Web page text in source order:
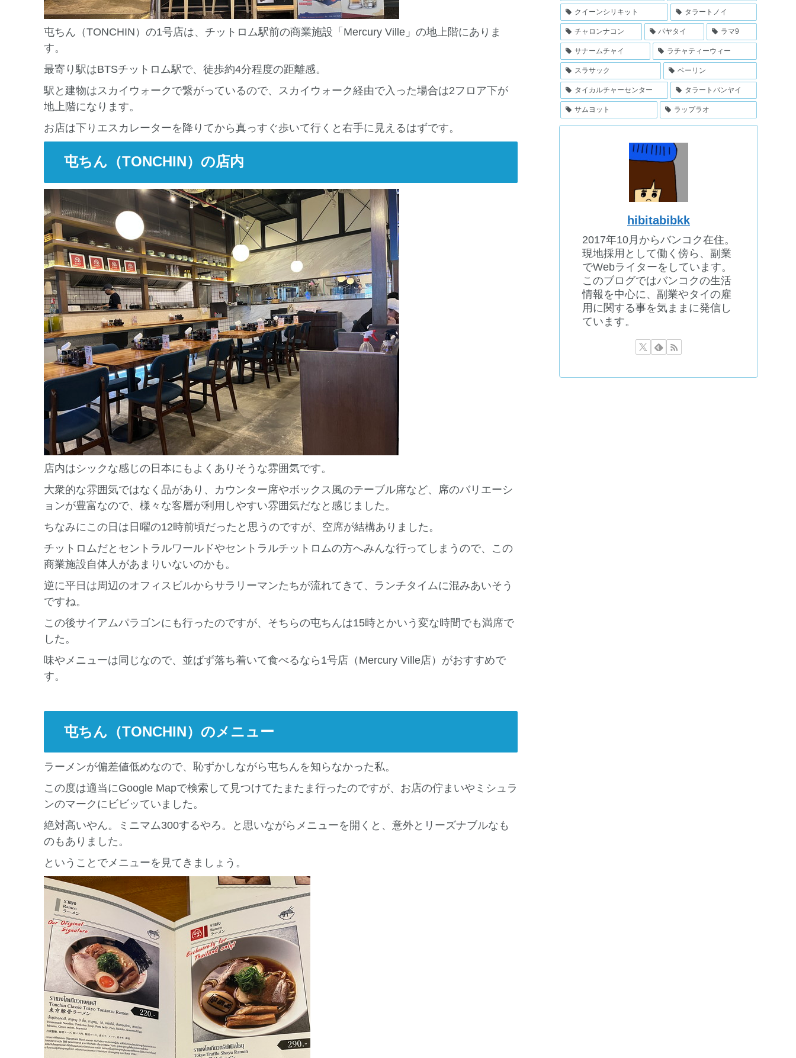
屯ちん（TONCHIN）の1号店は、チットロム駅前の商業施設「Mercury Ville」の地上階にありま
す。
最寄り駅はBTSチットロム駅で、徒歩約4分程度の距離感。
駅と建物はスカイウォークで繋がっているので、スカイウォーク経由で入った場合は2フロア下が
地上階になります。
お店は下りエスカレーターを降りてから真っすぐ歩いて行くと右手に見えるはずです。
屯ちん（TONCHIN）の店内
店内はシックな感じの日本にもよくありそうな雰囲気です。
大衆的な雰囲気ではなく品があり、カウンター席やボックス風のテーブル席など、席のバリエーシ
ョンが豊富なので、様々な客層が利用しやすい雰囲気だなと感じました。
ちなみにこの日は日曜の12時前頃だったと思うのですが、空席が結構ありました。
チットロムだとセントラルワールドやセントラルチットロムの方へみんな行ってしまうので、この
商業施設自体人があまりいないのかも。
逆に平日は周辺のオフィスビルからサラリーマンたちが流れてきて、ランチタイムに混みあいそう
ですね。
この後サイアムパラゴンにも行ったのですが、そちらの屯ちんは15時とかいう変な時間でも満席で
した。
味やメニューは同じなので、並ばず落ち着いて食べるなら1号店（Mercury Ville店）がおすすめで
す。
屯ちん（TONCHIN）のメニュー
ラーメンが偏差値低めなので、恥ずかしながら屯ちんを知らなかった私。
この度は適当にGoogle Mapで検索して見つけてたまたま行ったのですが、お店の佇まいやミシュラ
ンのマークにビビッていました。
絶対高いやん。ミニマム300するやろ。と思いながらメニューを開くと、意外とリーズナブルなも
のもありました。
ということでメニューを見てきましょう。
クイーンシリキット タラートノイ
チャロンナコン パヤタイ ラマ9
サナームチャイ ラチャティーウィー
スラサック ベーリン
タイカルチャーセンター タラートバンヤイ
サムヨット ラップラオ
hibitabibkk
2017年10月からバンコク在住。
現地採用として働く傍ら、副業
でWebライターをしています。
このブログではバンコクの生活
情報を中心に、副業やタイの雇
用に関する事を気ままに発信し
ています。